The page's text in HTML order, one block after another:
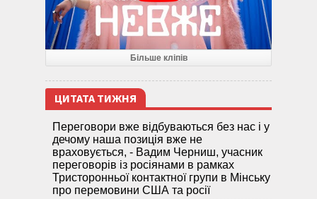
Більше кліпів
ЦИТАТА ТИЖНЯ
Переговори вже відбуваються без нас і у
дечому наша позиція вже не
враховується, - Вадим Черниш, учасник
переговорів із росіянами в рамках
Тристоронньої контактної групи в Мінську
про перемовини США та росії